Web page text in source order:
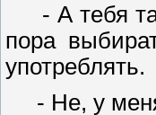
- А тебя
пора
употреблять.
- Не, у меня